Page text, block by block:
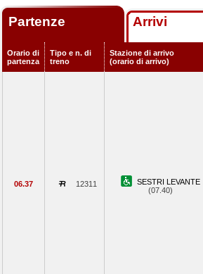
Partenze Arrivi
Orario di
partenza
Tipo e n. di
treno
Stazione di arrivo
(orario di arrivo)
06.37 12311
SESTRI LEVANTE
(07.40)